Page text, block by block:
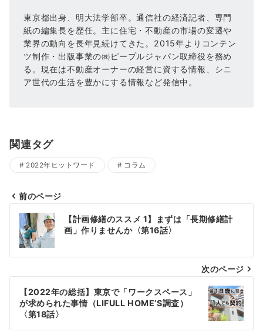
東京都出身、明大法学部卒。通信社の経済記者、専門
紙の編集長を歴任。主に住宅・不動産の市場の変遷や
業界の動向を長年見続けてきた。2015年よりコンテン
ツ制作・出版事業の㈱ピープルジャパン取締役を務め
る。現在は不動産オーナーの経営に資する情報、シニ
ア世代の生活を豊かにする情報など発信中。
関連タグ
2022年ヒットワード コラム
投
稿
ナ
ビ
ゲ
ー
前のページ
【計画修繕のススメ 1】まずは「長期修繕計
画」作りませんか〈第16話〉
次のページ
【2022年の総括】東京で「ワークスペース」
が求められた事情（LIFULL HOME’S調査）
〈第18話〉